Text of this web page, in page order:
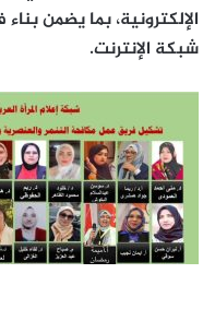
الإلكترونية، بما يضمن
شبكة الإنترنت.